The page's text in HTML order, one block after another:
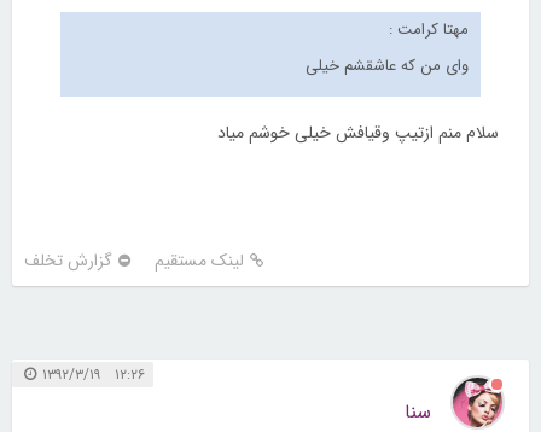
مهتا کرامت :
وای من که عاشقشم خیلی
سلام منم ازتیپ وقیافش خیلی خوشم میاد
لینک مستقیم گزارش تخلف
۱۲:۲۶ ۱۳۹۲/۳/۱۹
سنا